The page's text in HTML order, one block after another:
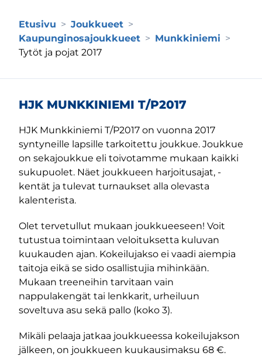
Etusivu > Joukkueet >
Kaupunginosajoukkueet > Munkkiniemi >
Tytöt ja pojat 2017
HJK MUNKKINIEMI T/P2017
HJK Munkkiniemi T/P2017 on vuonna 2017
syntyneille lapsille tarkoitettu joukkue. Joukkue
on sekajoukkue eli toivotamme mukaan kaikki
sukupuolet. Näet joukkueen harjoitusajat, -
kentät ja tulevat turnaukset alla olevasta
kalenterista.
Olet tervetullut mukaan joukkueeseen! Voit
tutustua toimintaan veloituksetta kuluvan
kuukauden ajan. Kokeilujakso ei vaadi aiempia
taitoja eikä se sido osallistujia mihinkään.
Mukaan treeneihin tarvitaan vain
nappulakengät tai lenkkarit, urheiluun
soveltuva asu sekä pallo (koko 3).
Mikäli pelaaja jatkaa joukkueessa kokeilujakson
jälkeen, on joukkueen kuukausimaksu 68 €.